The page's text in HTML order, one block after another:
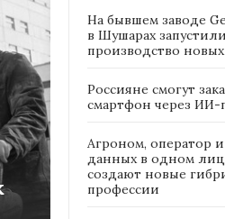
На бывшем заводе
в Шушарах запустили
производство
Россияне cмогут
смартфон через
Агроном, оператор
данных в одном
создают новые
профессии